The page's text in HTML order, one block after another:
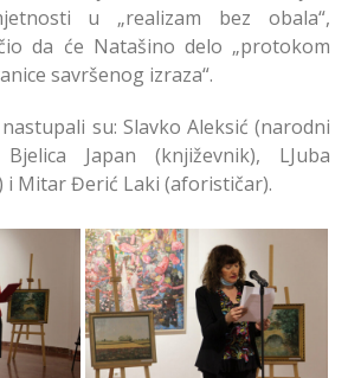
u „realizam bez obala“,
da će Natašino delo „protokom
savršenog izraza“.
su: Slavko Aleksić (narodni
Japan (književnik), LJuba
i Mitar Đerić Laki (aforističar).
U Susret Mitrovdanu:
U Galeriji 73
Prikazana Izložba
Slika Nataše Gligorić
na Čukarici